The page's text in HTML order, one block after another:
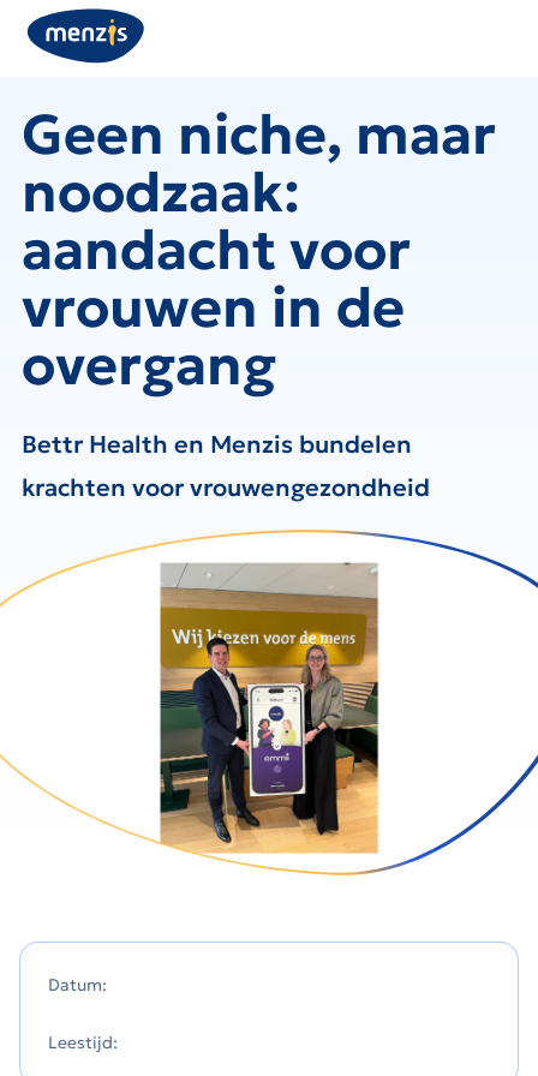
Geen niche, maar
noodzaak:
aandacht voor
vrouwen in de
overgang
Bettr Health en Menzis bundelen
krachten voor vrouwengezondheid
Datum:
Leestijd: